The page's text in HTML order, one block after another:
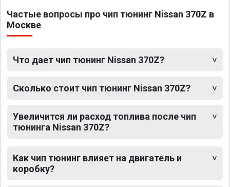
Частые вопросы про чип тюнинг Nissan 370Z в
Москве
Что дает чип тюнинг Nissan 370Z?
Сколько стоит чип тюнинг Nissan 370Z?
Увеличится ли расход топлива после чип
тюнинга Nissan 370Z?
Как чип тюнинг влияет на двигатель и
коробку?